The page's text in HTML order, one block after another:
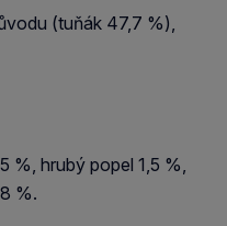
(tuňák 47,7 %),
%, hrubý popel 1,5 %,
%.